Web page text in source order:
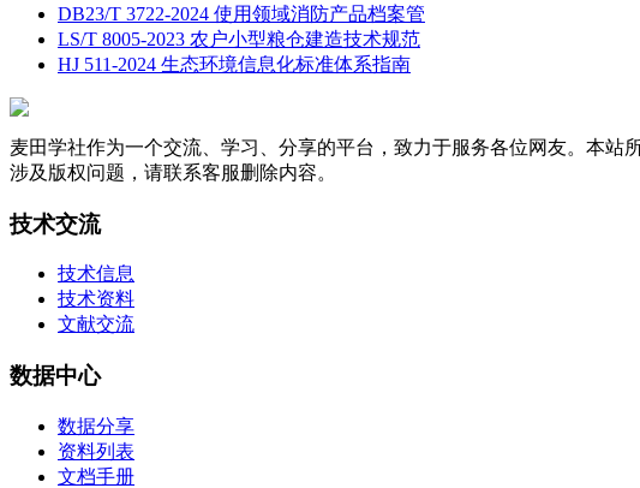
DB23/T 3722-2024 使用领域消防产品档案管
LS/T 8005-2023 农户小型粮仓建造技术规范
HJ 511-2024 生态环境信息化标准体系指南
麦田学社作为一个交流、学习、分享的平台，致力于服务各位网友。本
涉及版权问题，请联系客服删除内容。
技术交流
技术信息
技术资料
文献交流
数据中心
数据分享
资料列表
文档手册